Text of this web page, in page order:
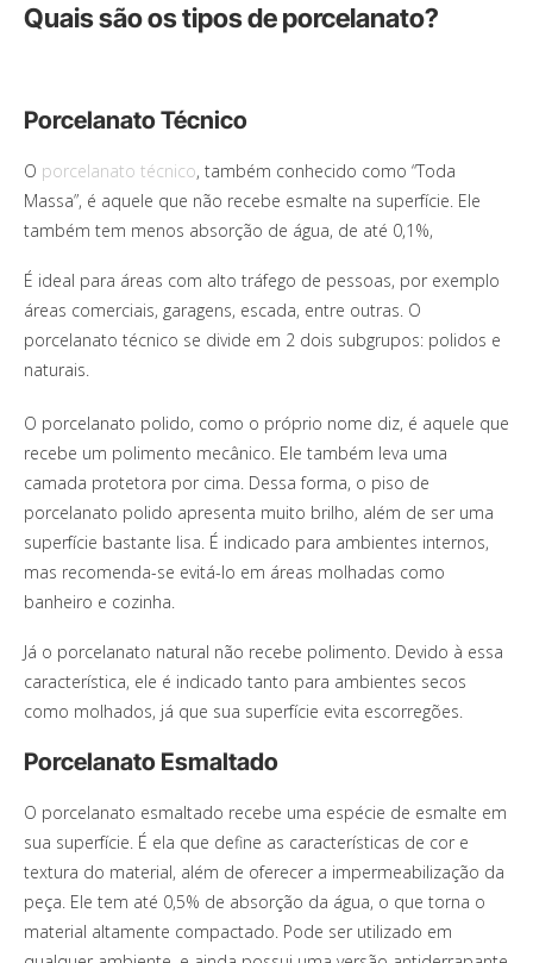
Quais são os tipos de porcelanato?
Porcelanato Técnico
O porcelanato técnico, também conhecido como “Toda
Massa”, é aquele que não recebe esmalte na superfície. Ele
também tem menos absorção de água, de até 0,1%,
É ideal para áreas com alto tráfego de pessoas, por exemplo
áreas comerciais, garagens, escada, entre outras. O
porcelanato técnico se divide em 2 dois subgrupos: polidos e
naturais.
O porcelanato polido, como o próprio nome diz, é aquele que
recebe um polimento mecânico. Ele também leva uma
camada protetora por cima. Dessa forma, o piso de
porcelanato polido apresenta muito brilho, além de ser uma
superfície bastante lisa. É indicado para ambientes internos,
mas recomenda-se evitá-lo em áreas molhadas como
banheiro e cozinha.
Já o porcelanato natural não recebe polimento. Devido à essa
característica, ele é indicado tanto para ambientes secos
como molhados, já que sua superfície evita escorregões.
Porcelanato Esmaltado
O porcelanato esmaltado recebe uma espécie de esmalte em
sua superfície. É ela que define as características de cor e
textura do material, além de oferecer a impermeabilização da
peça. Ele tem até 0,5% de absorção da água, o que torna o
material altamente compactado. Pode ser utilizado em